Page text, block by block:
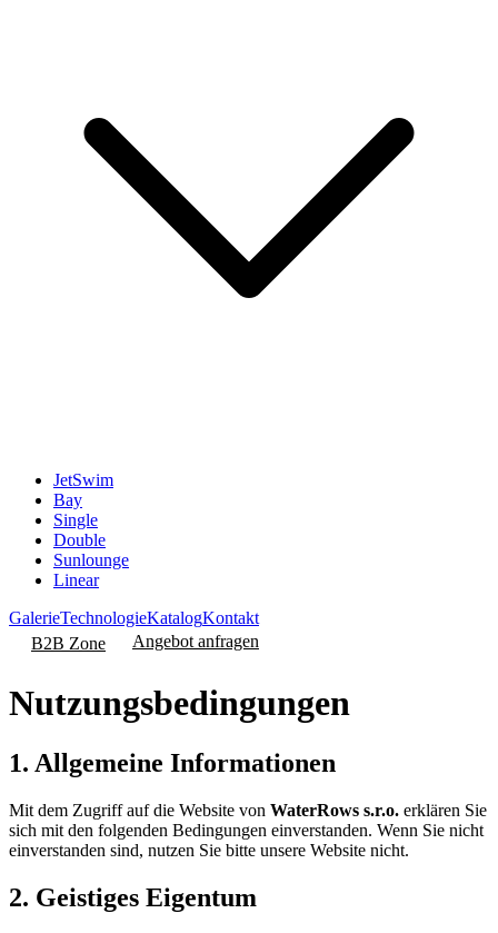
JetSwim
Bay
Single
Double
Sunlounge
Linear
GalerieTechnologieKatalogKontakt
B2B Zone
Angebot anfragen
Nutzungsbedingungen
1. Allgemeine Informationen
Mit dem Zugriff auf die Website von WaterRows s.r.o. erklären Sie
sich mit den folgenden Bedingungen einverstanden. Wenn Sie nicht
einverstanden sind, nutzen Sie bitte unsere Website nicht.
2. Geistiges Eigentum